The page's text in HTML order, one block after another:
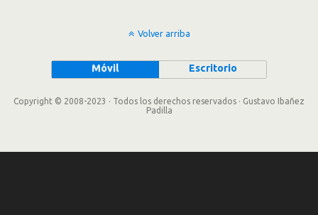
Volver arriba
Móvil Escritorio
Copyright © 2008-2023 · Todos los derechos reservados · Gustavo Ibañez
Padilla